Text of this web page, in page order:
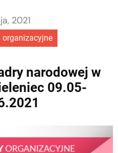
organizacyjne
2021
narodowej w
09.05-